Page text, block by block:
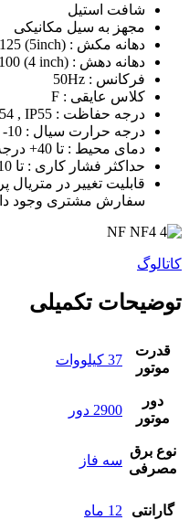
شافت استیل
مجهز به سیل مکانیکی
دهانه مکش : DN 125 (5inch)
دهانه دهش : DN 100 (4 inch)
فرکانس : 50Hz
کلاس عایقی : F
درجه حفاظت : IP54 , IP55
درجه حرارت سیال : 10- تا 90+ درجه سانتیگراد
دمای محیط : تا 40+ درجه سانتیگراد
حداکثر فشار کاری : تا 10 بار
قابلیت تغییر در
سفارش مشتری وجود
کاتالوگ
توضیحات تکمیلی
قدرت
موتور
37 کیلووات
دور
موتور
2900 دور
نوع برق
مصرفی
سه فاز
گارانتی 12 ماه